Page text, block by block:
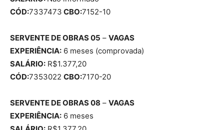
CÓD:7337473 CBO:7152-10
SERVENTE DE OBRAS 05 – VAGAS
EXPERIÊNCIA: 6 meses (comprovada)
SALÁRIO: R$1.377,20
CÓD:7353022 CBO:7170-20
SERVENTE DE OBRAS 08 – VAGAS
EXPERIÊNCIA: 6 meses